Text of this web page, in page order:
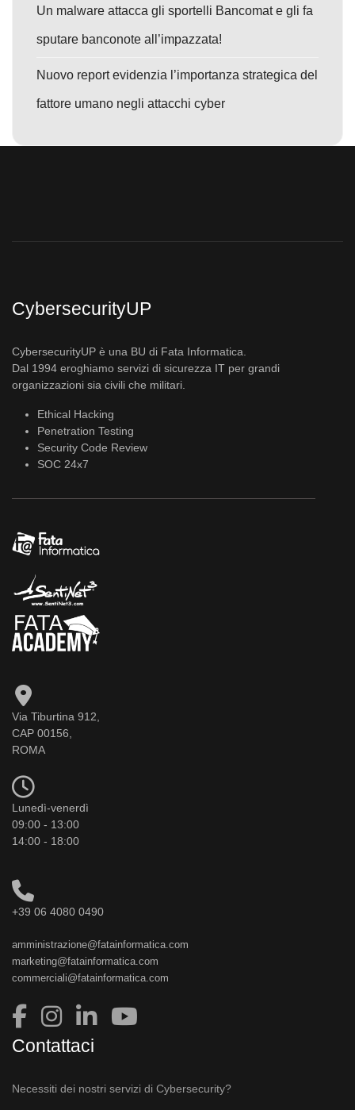
Un malware attacca gli sportelli Bancomat e gli fa
sputare banconote all’impazzata!
Nuovo report evidenzia l’importanza strategica del
fattore umano negli attacchi cyber
CybersecurityUP
CybersecurityUP è una BU di Fata Informatica.
Dal 1994 eroghiamo servizi di sicurezza IT per grandi
organizzazioni sia civili che militari.
Ethical Hacking
Penetration Testing
Security Code Review
SOC 24x7
Via Tiburtina 912,
CAP 00156,
ROMA
Lunedì-venerdì
09:00 - 13:00
14:00 - 18:00
+39 06 4080 0490
amministrazione@fatainformatica.com
marketing@fatainformatica.com
commerciali@fatainformatica.com
Contattaci
Necessiti dei nostri servizi di Cybersecurity?